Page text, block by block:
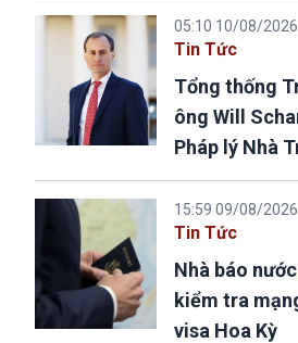
05:10 10/08/2026
Tin Tức
Tổng thống
ông Will
Pháp lý Nhà
15:59 09/08/2026
Tin Tức
Nhà báo
kiểm tra
visa Hoa Kỳ